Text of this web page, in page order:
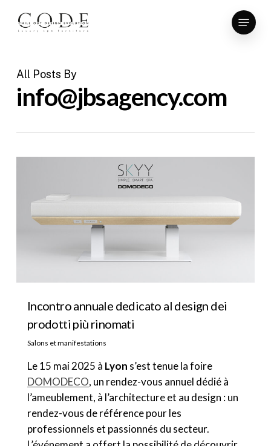
Menu
All Posts By
info@jbsagency.com
Incontro annuale dedicato al design dei
prodotti più rinomati
Salons et manifestations
Le 15 mai 2025 à Lyon s’est tenue la foire
DOMODECO, un rendez-vous annuel dédié à
l’ameublement, à l’architecture et au design : un
rendez-vous de référence pour les
professionnels et passionnés du secteur.
Close